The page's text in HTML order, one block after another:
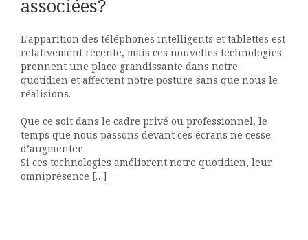
associées?
L’apparition des téléphones intelligents et tablettes est
relativement récente, mais ces nouvelles technologies
prennent une place grandissante dans notre
quotidien et affectent notre posture sans que nous le
réalisions.
Que ce soit dans le cadre privé ou professionnel, le
temps que nous passons devant ces écrans ne cesse
d’augmenter.
Si ces technologies améliorent notre quotidien, leur
omniprésence […]